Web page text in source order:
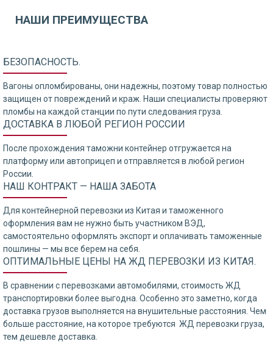
НАШИ ПРЕИМУЩЕСТВА
БЕЗОПАСНОСТЬ.
Вагоны опломбированы, они надежны, поэтому товар полностью
защищен от повреждений и краж. Наши специалисты проверяют
пломбы на каждой станции по пути следования груза.
ДОСТАВКА В ЛЮБОЙ РЕГИОН РОССИИ
После прохождения таможни контейнер отгружается на
платформу или автоприцеп и отправляется в любой регион
России.
НАШ КОНТРАКТ — НАША ЗАБОТА
Для контейнерной перевозки из Китая и таможенного
оформления вам не нужно быть участником ВЭД,
самостоятельно оформлять экспорт и оплачивать таможенные
пошлины — мы все берем на себя.
ОПТИМАЛЬНЫЕ ЦЕНЫ НА ЖД ПЕРЕВОЗКИ ИЗ КИТАЯ.
В сравнении с перевозками автомобилями, стоимость ЖД
транспортировки более выгодна. Особенно это заметно, когда
доставка грузов выполняется на внушительные расстояния. Чем
больше расстояние, на которое требуются ЖД перевозки груза,
тем дешевле доставка.